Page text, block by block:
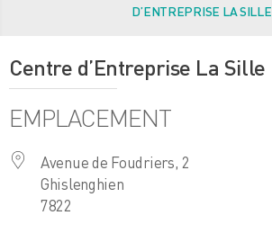
D’ENTREPRISE LA SILLE
Centre d’Entreprise La Sille
EMPLACEMENT
Avenue de Foudriers, 2
Ghislenghien
7822